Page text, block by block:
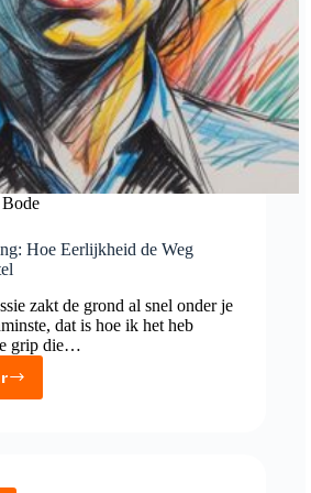
Hoe Eerlijkheid de Weg
zakt de grond al snel onder je
dat is hoe ik het heb
grip die…